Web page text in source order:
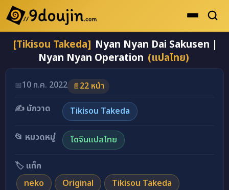
ดูเยอะสุด
คะแนนเยอะสุด
ระดับตำนาน
ยอดนิยม
เรื่องที่เก็บไว้
[Tikisou Takeda] Nyan Nyan Dai Sakusen |
Nyan Nyan Operation (แปลไทย)
📅10 ก.ค. 2022 📄22 หน้า
✍️ นักวาด
Tikisou Takeda
📂 หมวดหมู่ โดจินแปลไทย
🏷️ แท็ก
neko
Original
Tikisou Takeda